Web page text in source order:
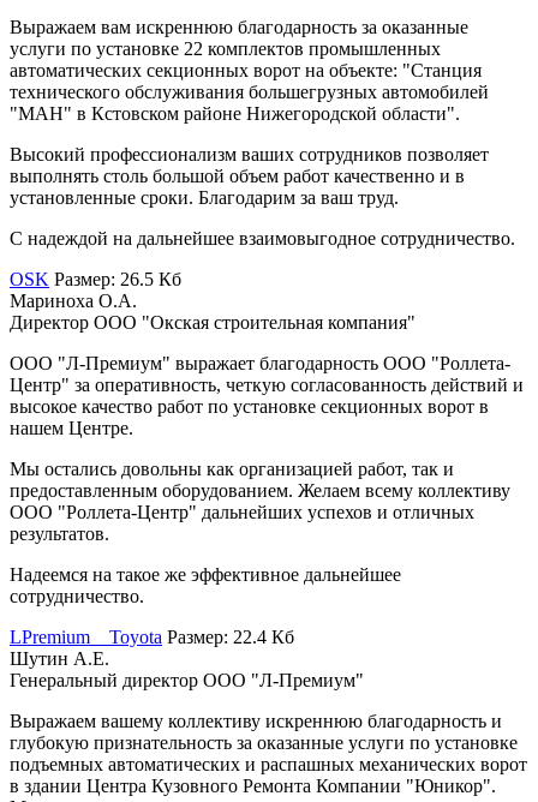
Выражаем вам искреннюю благодарность за оказанные
услуги по установке 22 комплектов промышленных
автоматических секционных ворот на объекте: "Станция
технического обслуживания большегрузных автомобилей
"МАН" в Кстовском районе Нижегородской области".
Высокий профессионализм ваших сотрудников позволяет
выполнять столь большой объем работ качественно и в
установленные сроки. Благодарим за ваш труд.
С надеждой на дальнейшее взаимовыгодное сотрудничество.
OSK Размер: 26.5 Кб
Мариноха О.А.
Директор ООО "Окская строительная компания"
ООО "Л-Премиум" выражает благодарность ООО "Роллета-
Центр" за оперативность, четкую согласованность действий и
высокое качество работ по установке секционных ворот в
нашем Центре.
Мы остались довольны как организацией работ, так и
предоставленным оборудованием. Желаем всему коллективу
ООО "Роллета-Центр" дальнейших успехов и отличных
результатов.
Надеемся на такое же эффективное дальнейшее
сотрудничество.
LPremium__Toyota Размер: 22.4 Кб
Шутин А.Е.
Генеральный директор ООО "Л-Премиум"
Выражаем вашему коллективу искреннюю благодарность и
глубокую признательность за оказанные услуги по установке
подъемных автоматических и распашных механических ворот
в здании Центра Кузовного Ремонта Компании "Юникор".